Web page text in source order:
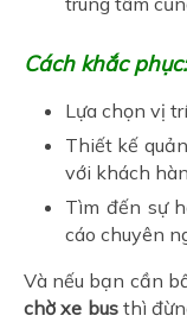
Cách khắc phục:
Lựa chọn vị
Thiết kế
với khách
Tìm đến sự
cáo chuyên
Và nếu bạn cần
chờ xe bus thì